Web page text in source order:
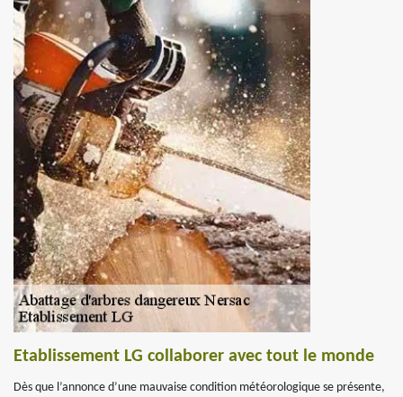
Etablissement LG collaborer avec tout le monde
Dès que l’annonce d’une mauvaise condition météorologique se présente,